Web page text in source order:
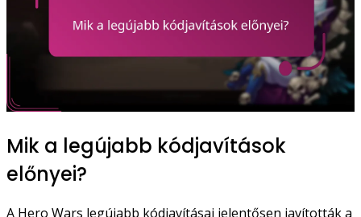
Mik a legújabb kódjavítások
előnyei?
A Hero Wars legújabb kódjavításai jelentősen javították a